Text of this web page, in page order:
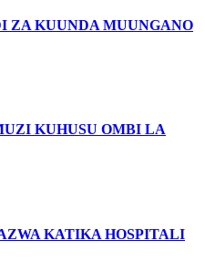
ZA KUUNDA MUUNGANO
KUHUSU OMBI LA
KATIKA HOSPITALI